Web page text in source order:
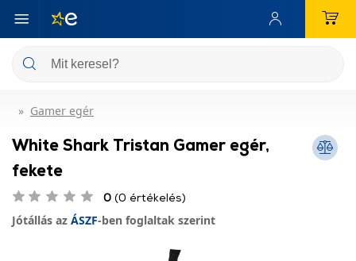
Gamer egér
White Shark Tristan Gamer egér,
fekete
0 (0 értékelés)
Jótállás az ÁSZF-ben foglaltak szerint